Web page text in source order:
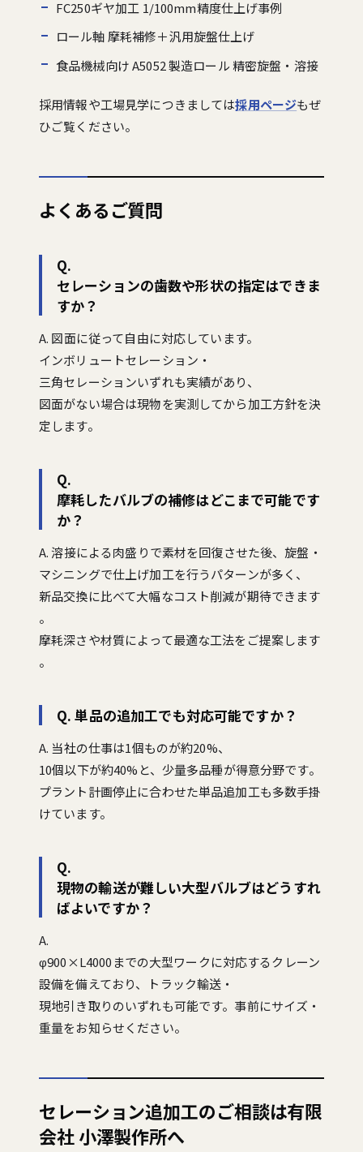
FC250ギヤ加工 1/100mm精度仕上げ事例
ロール軸 摩耗補修＋汎用旋盤仕上げ
食品機械向け A5052 製造ロール 精密旋盤・溶接
採用情報や工場見学につきましては採用ページもぜ
ひご覧ください。
よくあるご質問
Q.
セレーションの歯数や形状の指定はできま
すか？
A. 図面に従って自由に対応しています。
インボリュートセレーション・
三角セレーションいずれも実績があり、
図面がない場合は現物を実測してから加工方針を決
定します。
Q.
摩耗したバルブの補修はどこまで可能です
か？
A. 溶接による肉盛りで素材を回復させた後、旋盤・
マシニングで仕上げ加工を行うパターンが多く、
新品交換に比べて大幅なコスト削減が期待できます
。
摩耗深さや材質によって最適な工法をご提案します
。
Q. 単品の追加工でも対応可能ですか？
A. 当社の仕事は1個ものが約20%、
10個以下が約40%と、少量多品種が得意分野です。
プラント計画停止に合わせた単品追加工も多数手掛
けています。
Q.
現物の輸送が難しい大型バルブはどうすれ
ばよいですか？
A.
φ900×L4000までの大型ワークに対応するクレーン
設備を備えており、トラック輸送・
現地引き取りのいずれも可能です。事前にサイズ・
重量をお知らせください。
セレーション追加工のご相談は有限
会社 小澤製作所へ